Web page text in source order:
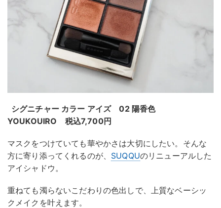
シグニチャー カラー アイズ 02 陽香色
YOUKOUIRO 税込7,700円
マスクをつけていても華やかさは大切にしたい。そんな
方に寄り添ってくれるのが、 SUQQUのリニューアルした
アイシャドウ。
重ねても濁らないこだわりの色出しで、上質なベーシッ
クメイクを叶えます。